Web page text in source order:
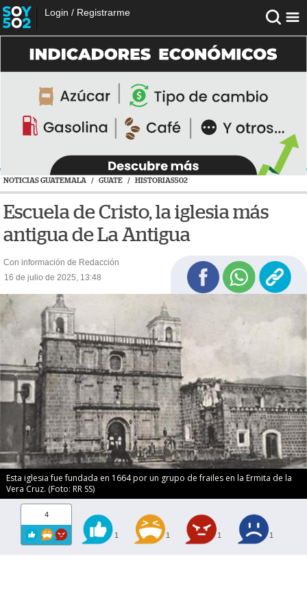
Login / Registrarme
NOTICIAS GUATEMALA / GUATE / HISTORIAS502
Escuela de Cristo, la iglesia más
antigua de La Antigua
Con información de Redacción
16 de julio de 2025, 13:48
Esta iglesia fue fundada en 1664 por un grupo de frailes en la Ermita de la
Vera Cruz. (Foto: RR SS)
4
1 1 1 1